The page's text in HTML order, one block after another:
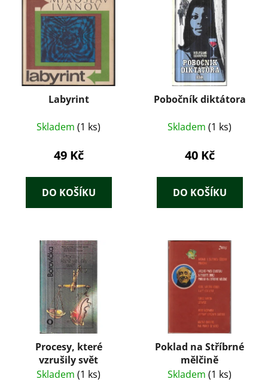
Labyrint
Skladem (1 ks)
49 Kč
DO KOŠÍKU
Pobočník diktátora
Skladem (1 ks)
40 Kč
DO KOŠÍKU
Procesy, které
vzrušily svět
Skladem (1 ks)
Poklad na Stříbrné
mělčině
Skladem (1 ks)